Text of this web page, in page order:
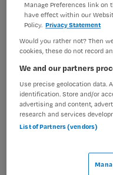
ERVARING
Ervaren
Vacature niet
Deze vacature
Dagdiensten bij
staan enkele
interessant zijn.
Manage Preferences link on
have effect within our
Policy. Privacy Statement
Would you rather not? Then
cookies, these do not record
We and our partners
Use precise geolocation data.
identification. Store and/or
advertising and content,
research and services
List of Partners (vendors)